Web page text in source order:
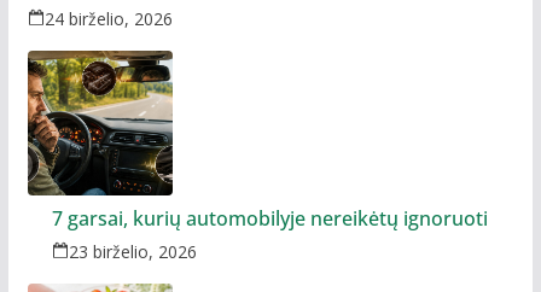
24 birželio, 2026
7 garsai, kurių automobilyje nereikėtų ignoruoti
23 birželio, 2026